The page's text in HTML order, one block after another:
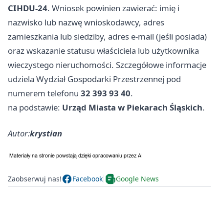
CIHDU-24. Wniosek powinien zawierać: imię i
nazwisko lub nazwę wnioskodawcy, adres
zamieszkania lub siedziby, adres e‑mail (jeśli posiada)
oraz wskazanie statusu właściciela lub użytkownika
wieczystego nieruchomości. Szczegółowe informacje
udziela Wydział Gospodarki Przestrzennej pod
numerem telefonu 32 393 93 40.
na podstawie: Urząd Miasta w Piekarach Śląskich.
Autor:krystian
Zaobserwuj nas! Facebook Google News